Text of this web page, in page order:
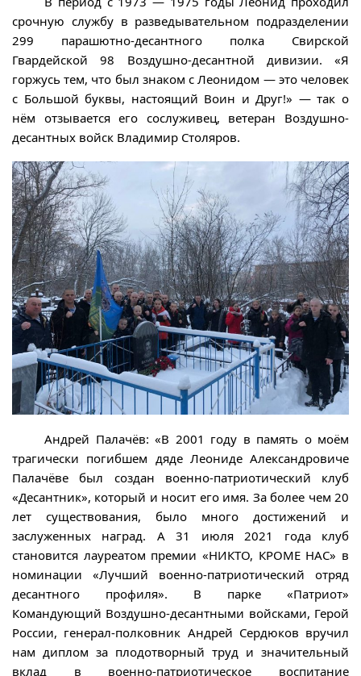
срочную службу в разведывательном подразделении
299 парашютно-десантного полка Свирской
Гвардейской 98 Воздушно-десантной дивизии. «Я
горжусь тем, что был знаком с Леонидом — это человек
с Большой буквы, настоящий Воин и Друг!» — так о
нём отзывается его сослуживец, ветеран Воздушно-
десантных войск Владимир Столяров.
Андрей Палачёв: «В 2001 году в память о моём
трагически погибшем дяде Леониде Александровиче
Палачёве был создан военно-патриотический клуб
«Десантник», который и носит его имя. За более чем 20
лет существования, было много достижений и
заслуженных наград. А 31 июля 2021 года клуб
становится лауреатом премии «НИКТО, КРОМЕ НАС» в
номинации «Лучший военно-патриотический отряд
десантного профиля». В парке «Патриот»
Командующий Воздушно-десантными войсками, Герой
России, генерал-полковник Андрей Сердюков вручил
нам диплом за плодотворный труд и значительный
вклад в военно-патриотическое воспитание